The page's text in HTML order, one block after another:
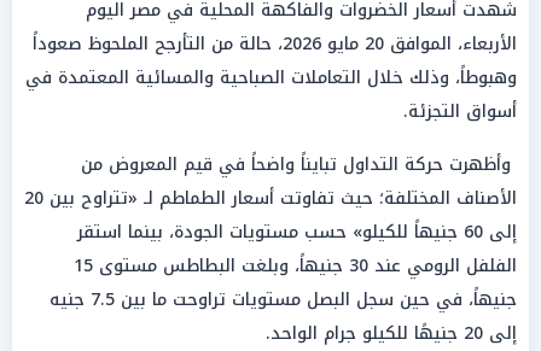
شهدت أسعار الخضروات والفاكهة المحلية في مصر اليوم
الأربعاء، الموافق 20 مايو 2026، حالة من التأرجح الملحوظ صعوداً
وهبوطاً، وذلك خلال التعاملات الصباحية والمسائية المعتمدة في
أسواق التجزئة.
وأظهرت حركة التداول تبايناً واضحاً في قيم المعروض من
الأصناف المختلفة؛ حيث تفاوتت أسعار الطماطم لـ «تتراوح بين 20
إلى 60 جنيهاً للكيلو» حسب مستويات الجودة، بينما استقر
الفلفل الرومي عند 30 جنيهاً، وبلغت البطاطس مستوى 15
جنيهاً، في حين سجل البصل مستويات تراوحت ما بين 7.5 جنيه
إلى 20 جنيهًا للكيلو جرام الواحد.